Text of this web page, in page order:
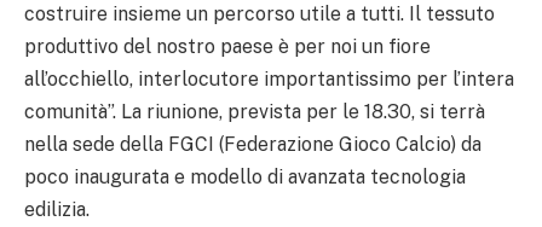
costruire insieme un percorso utile a tutti. Il tessuto
produttivo del nostro paese è per noi un fiore
all’occhiello, interlocutore importantissimo per l’intera
comunità”. La riunione, prevista per le 18.30, si terrà
nella sede della FGCI (Federazione Gioco Calcio) da
poco inaugurata e modello di avanzata tecnologia
edilizia.